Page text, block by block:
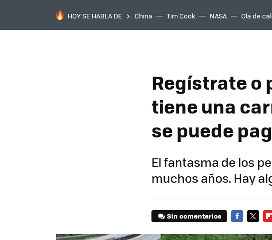
HOY SE HABLA DE China Tim Cook NASA Ola de
Regístrate o
tiene una
se puede
El fantasma de los
muchos años. Hay
Sin comentarios